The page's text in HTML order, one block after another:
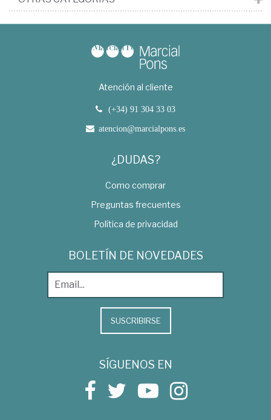
Atención al cliente
(+34) 91 304 33 03
atencion@marcialpons.es
¿DUDAS?
Como comprar
Preguntas frecuentes
Política de privacidad
BOLETÍN DE NOVEDADES
SUSCRIBIRSE
SÍGUENOS EN